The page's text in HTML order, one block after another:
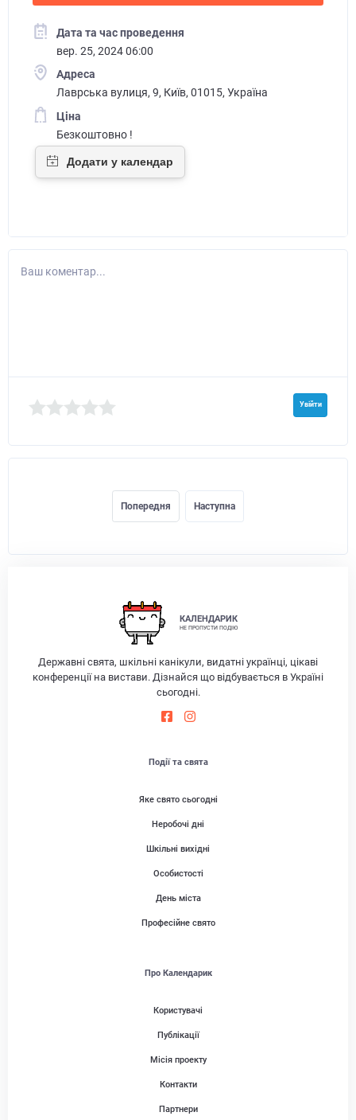
Дата та час проведення
вер. 25, 2024 06:00
Адреса
Лаврська вулиця, 9, Київ, 01015, Україна
Ціна
Безкоштовно !
Ваш коментар...
Увійти
Попередня Наступна
КАЛЕНДАРИК
НЕ ПРОПУСТИ ПОДІЮ
Державні свята, шкільні канікули, видатні українці, цікаві
конференції на вистави. Дізнайся що відбувається в Україні
сьогодні.
Події та свята
Яке свято сьогодні
Неробочі дні
Шкільні вихідні
Особистості
День міста
Професійне свято
Про Календарик
Користувачі
Публікації
Місія проекту
Контакти
Партнери